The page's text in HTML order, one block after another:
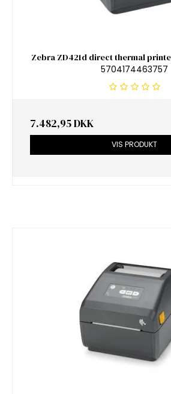
Zebra ZD421d direct thermal
5704174463757
7.482,95 DKK
VIS PRODUKT